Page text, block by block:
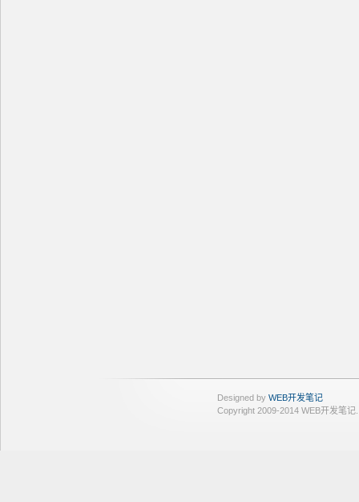
Designed by WEB开发笔记
Copyright 2009-2014 WEB开发笔